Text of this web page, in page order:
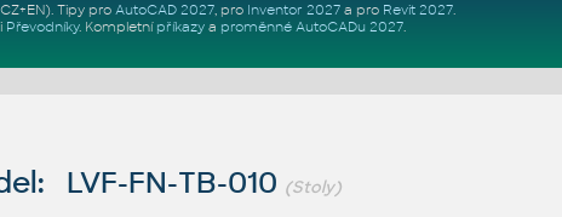
. Tipy pro AutoCAD 2027, pro Inventor 2027a pro Revit 2027.
Převodníky. Kompletní příkazya proměnné AutoCADu 2027.
LVF-FN-TB-010 (Stoly)